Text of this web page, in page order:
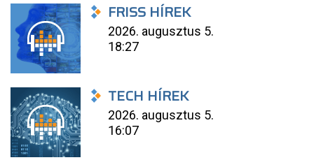
FRISS HÍREK
2026. augusztus 5.
18:27
TECH HÍREK
2026. augusztus 5.
16:07